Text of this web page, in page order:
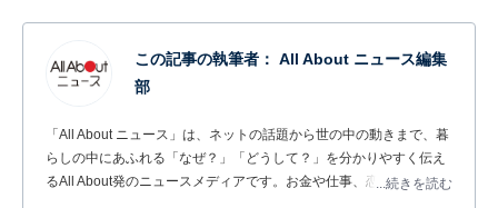
この記事の執筆者： All About ニュース編集
部
「All About ニュース」は、ネットの話題から世の中の動きまで、暮
らしの中にあふれる「なぜ？」「どうして？」を分かりやすく伝え
るAll About発のニュースメディアです。お金や仕事、恋愛、ITに関
...続きを読む